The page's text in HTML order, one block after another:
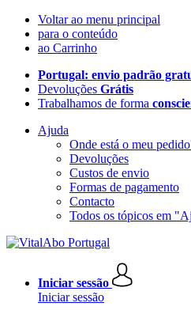
Voltar ao menu principal
para o conteúdo
ao Carrinho
Portugal: envio padrão
Devoluções Grátis
Trabalhamos de forma
Ajuda
Onde está o meu
Devoluções
Custos de envio
Formas de pagamento
Contacto
Todos os tópicos em
Iniciar sessão
Iniciar sessão